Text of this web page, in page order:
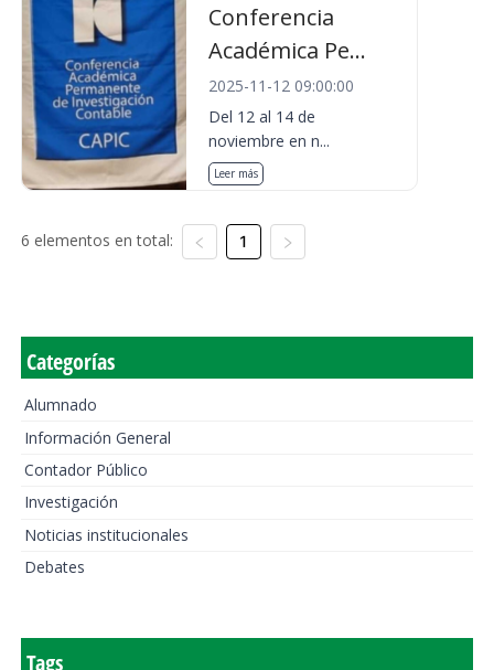
Conferencia
Académica Pe...
2025-11-12 09:00:00
Del 12 al 14 de
noviembre en n...
Leer más
6 elementos en total: 1
Categorías
Alumnado
Información General
Contador Público
Investigación
Noticias institucionales
Debates
Tags